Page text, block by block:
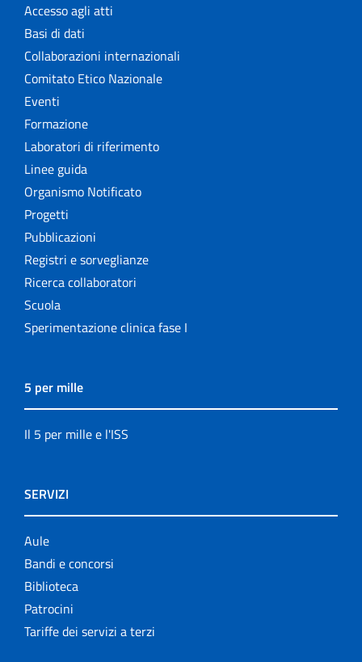
Accesso agli atti
Basi di dati
Collaborazioni internazionali
Comitato Etico Nazionale
Eventi
Formazione
Laboratori di riferimento
Linee guida
Organismo Notificato
Progetti
Pubblicazioni
Registri e sorveglianze
Ricerca collaboratori
Scuola
Sperimentazione clinica fase I
5 per mille
Il 5 per mille e l'ISS
SERVIZI
Aule
Bandi e concorsi
Biblioteca
Patrocini
Tariffe dei servizi a terzi